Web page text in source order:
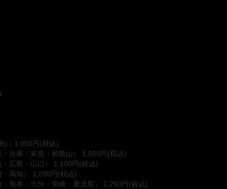
)：1,050円(税込)
兵庫・奈良・和歌山） 1,050円(税込)
広島・山口） 1,100円(税込)
高知） 1,200円(税込)
熊本・大分・宮崎・鹿児島） 1,250円(税込)